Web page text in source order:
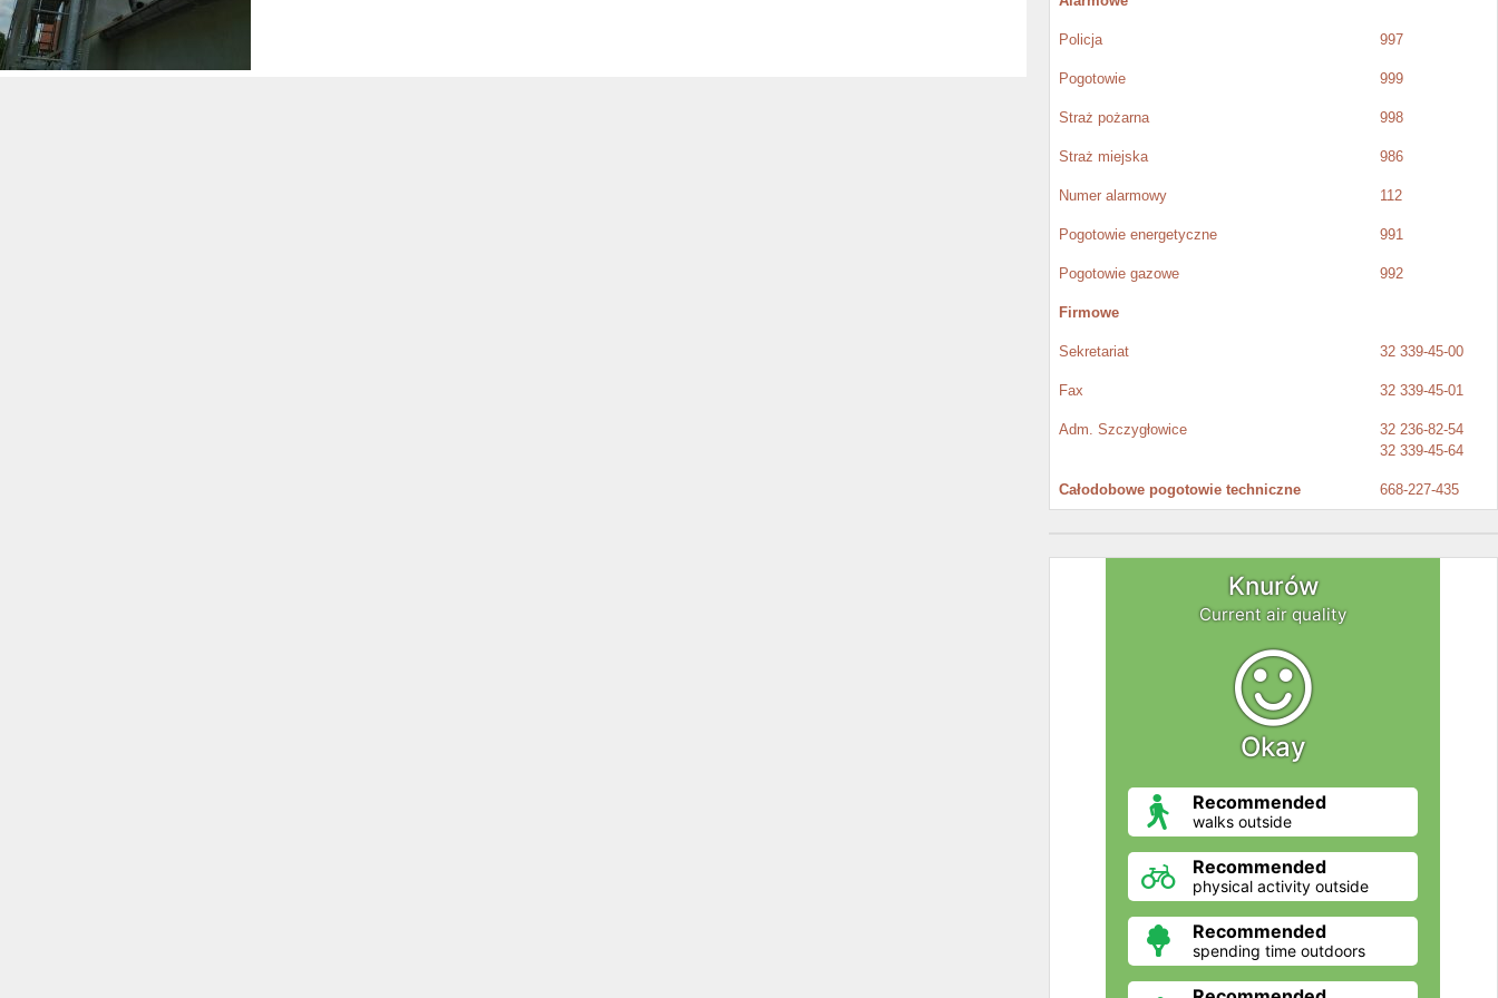
Policja 997
Pogotowie 999
Straż pożarna 998
Straż miejska 986
Numer alarmowy 112
Pogotowie energetyczne 991
Pogotowie gazowe 992
Firmowe
Sekretariat 32 339-45-00
Fax 32 339-45-01
Adm. Szczygłowice
32 236-82-54
32 339-45-64
Całodobowe pogotowie techniczne 668-227-435